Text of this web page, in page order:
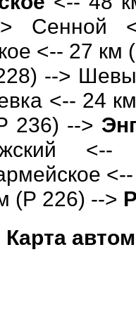
> Сенной
<-- 27 км
-->
<-- 24
236) -->
(Р 226) -->
Карта